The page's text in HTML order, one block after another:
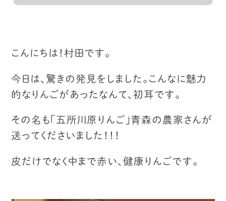
こんにちは！村田です。
今日は、驚きの発見をしました。 こんなに魅力
的なりんごがあったなんて、初耳です。
その名も「五所川原りんご」 青森の農家さんが
送ってくださいました！！！
皮だけでなく中まで赤い、健康りんごです。